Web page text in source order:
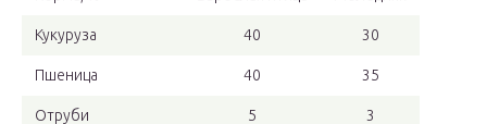
Кукуруза 40 30
Пшеница 40 35
Отруби 5 3